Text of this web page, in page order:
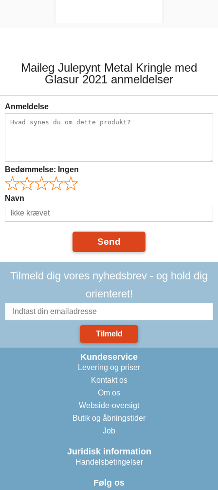
Maileg Julepynt Metal Kringle med
Glasur 2021 anmeldelser
Anmeldelse
Bedømmelse: Ingen
Navn
Send
Tilmeld dig vores nyhedsbrev - og hold dig
orienteret!
Tilmeld
Kundeservice
Levering og priser
Kontakt os
Om os
Webside-oversigt
Butik og åbningstider
Job
Juridisk information
Handelsbetingelser
Følg os